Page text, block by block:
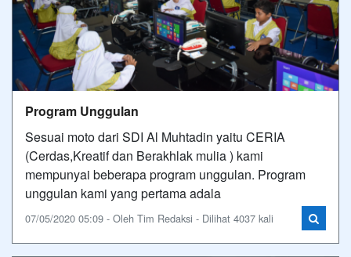
Program Unggulan
Sesuai moto dari SDI Al Muhtadin yaitu CERIA
(Cerdas,Kreatif dan Berakhlak mulia ) kami
mempunyai beberapa program unggulan. Program
unggulan kami yang pertama adala
07/05/2020 05:09 - Oleh Tim Redaksi - Dilihat 4037 kali